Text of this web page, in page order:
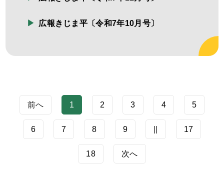
広報きじま平〔令和7年10月号〕
前へ 1 2 3 4 5
6 7 8 9 17
18 次へ